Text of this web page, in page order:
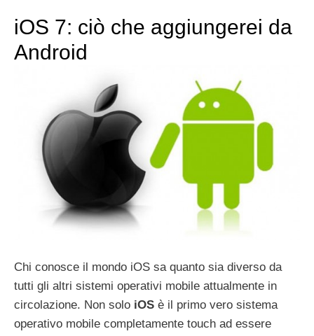
iOS 7: ciò che aggiungerei da
Android
Chi conosce il mondo iOS sa quanto sia diverso da
tutti gli altri sistemi operativi mobile attualmente in
circolazione. Non solo iOS è il primo vero sistema
operativo mobile completamente touch ad essere